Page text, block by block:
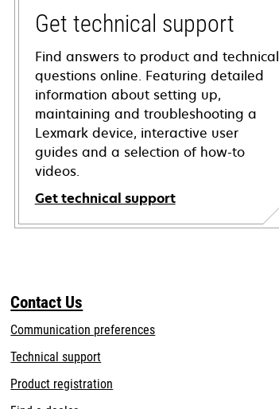
Get technical support
Find answers to product and technical
questions online. Featuring detailed
information about setting up,
maintaining and troubleshooting a
Lexmark device, interactive user
guides and a selection of how-to
videos.
Get technical support
opens
tab
Contact Us
Communication preferences
Technical supportopens
a
Product registration